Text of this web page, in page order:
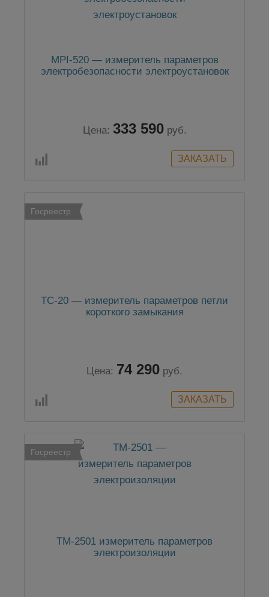
MPI-520 — измеритель параметров
электробезопасности электроустановок
Цена: 333 590 руб.
Госреестр
TC-20 — измеритель параметров петли
короткого замыкания
Цена: 74 290 руб.
Госреестр
TM-2501 измеритель параметров
электроизоляции